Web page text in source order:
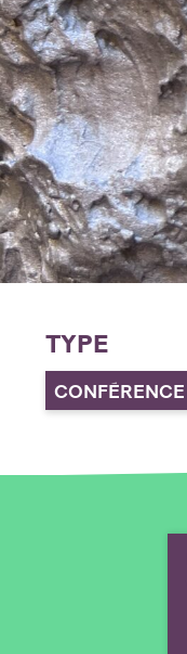
TYPE
CONFÉRENCE